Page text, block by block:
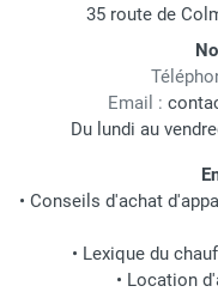
35 route de
Email :
Du lundi au
• Conseils d'achat
• Lexique du
• Location